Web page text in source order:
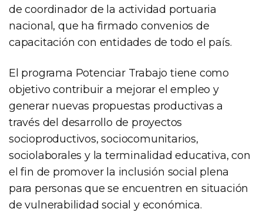
de coordinador de la actividad portuaria
nacional, que ha firmado convenios de
capacitación con entidades de todo el país.
El programa Potenciar Trabajo tiene como
objetivo contribuir a mejorar el empleo y
generar nuevas propuestas productivas a
través del desarrollo de proyectos
socioproductivos, sociocomunitarios,
sociolaborales y la terminalidad educativa, con
el fin de promover la inclusión social plena
para personas que se encuentren en situación
de vulnerabilidad social y económica.